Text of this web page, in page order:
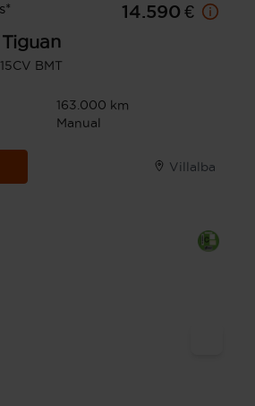
14.590 €
Tiguan
BMT
163.000 km
Manual
Villalba